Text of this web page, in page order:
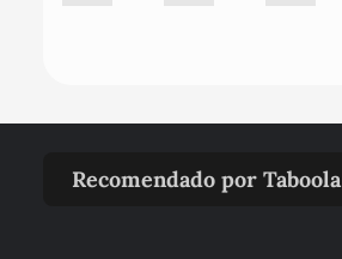
Recomendado por Taboola